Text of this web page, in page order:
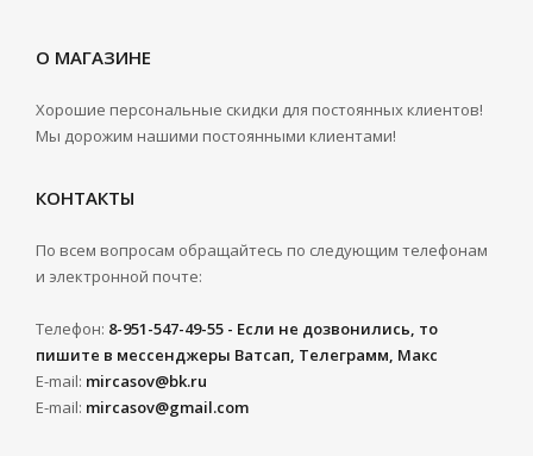
О МАГАЗИНЕ
Хорошие персональные скидки для постоянных клиентов!
Мы дорожим нашими постоянными клиентами!
КОНТАКТЫ
По всем вопросам обращайтесь по следующим телефонам
и электронной почте:
Телефон: 8-951-547-49-55 - Если не дозвонились, то
пишите в мессенджеры Ватсап, Телеграмм, Макс
E-mail: mircasov@bk.ru
E-mail: mircasov@gmail.com